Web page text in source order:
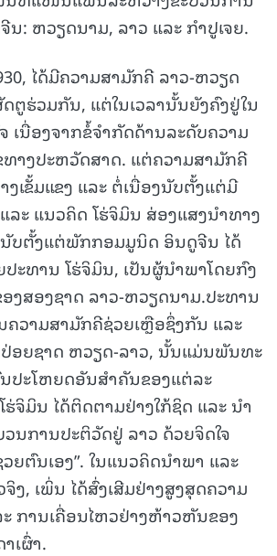
ນ: ຫວຽດນາມ, ລາວ ແລະ ກຳປູເຈຍ.
ໄດ້ມີຄວາມສາມັກຄີ ລາວ-ຫວຽດ
ຕູຮ່ວມກັນ, ແຕ່ໃນເວລານັ້ນຍັງຄົງຢູ່ໃນ
ເນື່ອງຈາກຂໍ້ຈໍາກັດດ້ານລະດັບຄວາມ
ທາງປະຫວັດສາດ. ແຕ່ຄວາມສາມັກຄີ
ເຂັ້ມແຂງ ແລະ ຕໍ່ເນື່ອງນັບຕັ້ງແຕ່ມີ
ະ ແນວຄິດ ໂຮ່ຈິມິນ ສ່ອງແສງນໍາທາງ
ນັບຕັ້ງແຕ່ພັກກອມມູນິດ ອິນດູຈີນ ໄດ້
ະທານ ໂຮ່ຈິມິນ, ເປັນຜູ້ນໍາພາໂດຍກົງ
ງສອງຊາດ ລາວ-ຫວຽດນາມ.ປະທານ
ຄວາມສາມັກຄີຊ່ວຍເຫຼືອຊຶ່ງກັນ ແລະ
ອຍຊາດ ຫວຽດ-ລາວ, ນັ້ນແມ່ນພັນທະ
ປະໂຫຍດອັນສຳຄັນຂອງແຕ່ລະ
ຈິມິນ ໄດ້ຕິດຕາມຢ່າງໃກ້ຊິດ ແລະ ນໍາ
ນການປະຕິວັດຢູ່ ລາວ ດ້ວຍຈິດໃຈ
ຍຕົນເອງ”. ໃນແນວຄິດນໍາພາ ແລະ
ງ, ເພິ່ນ ໄດ້ສົ່ງເສີມຢ່າງສູງສຸດຄວາມ
ະ ການເຄື່ອນໄຫວຢ່າງຫ້າວຫັນຂອງ
ເຜົ່າ.